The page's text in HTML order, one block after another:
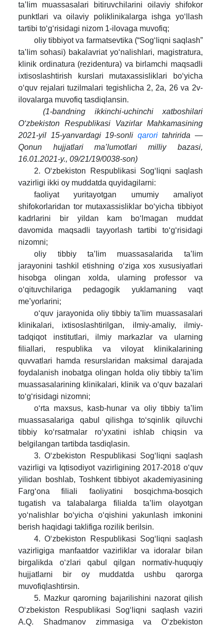
ta’lim muassasalari bitiruvchilarini oilaviy shifokor
punktlari va oilaviy poliklinikalarga ishga yo‘llash
tartibi to‘g‘risidagi nizom 1-ilovaga muvofiq;
oliy tibbiyot va farmatsevtika (“Sog‘liqni saqlash”
ta’lim sohasi) bakalavriat yo‘nalishlari, magistratura,
klinik ordinatura (rezidentura) va birlamchi maqsadli
ixtisoslashtirish kurslari mutaxassisliklari bo‘yicha
o‘quv rejalari tuzilmalari tegishlicha 2, 2a, 26 va 2v-
ilovalarga muvofiq tasdiqlansin.
(1-bandning ikkinchi-uchinchi xatboshilari
O‘zbekiston Respublikasi Vazirlar Mahkamasining
2021-yil 15-yanvardagi 19-sonli qaroritahririda —
Qonun hujjatlari ma’lumotlari milliy bazasi,
16.01.2021-y., 09/21/19/0038-son)
2. O‘zbekiston Respublikasi Sog‘liqni saqlash
vazirligi ikki oy muddatda quyidagilarni:
faoliyat yuritayotgan umumiy amaliyot
shifokorlaridan tor mutaxassisliklar bo‘yicha tibbiyot
kadrlarini bir yildan kam bo‘lmagan muddat
davomida maqsadli tayyorlash tartibi to‘g‘risidagi
nizomni;
oliy tibbiy ta’lim muassasalarida ta’lim
jarayonini tashkil etishning o‘ziga xos xususiyatlari
hisobga olingan xolda, ularning professor va
o‘qituvchilariga pedagogik yuklamaning vaqt
me’yorlarini;
o‘quv jarayonida oliy tibbiy ta’lim muassasalari
klinikalari, ixtisoslashtirilgan, ilmiy-amaliy, ilmiy-
tadqiqot institutlari, ilmiy markazlar va ularning
filiallari, respublika va viloyat klinikalarining
quvvatlari hamda resurslaridan maksimal darajada
foydalanish inobatga olingan holda oliy tibbiy ta’lim
muassasalarining klinikalari, klinik va o‘quv bazalari
to‘g‘risidagi nizomni;
o‘rta maxsus, kasb-hunar va oliy tibbiy ta’lim
muassasalariga qabul qilishga to‘sqinlik qiluvchi
tibbiy ko‘rsatmalar ro‘yxatini ishlab chiqsin va
belgilangan tartibda tasdiqlasin.
3. O‘zbekiston Respublikasi Sog‘liqni saqlash
vazirligi va Iqtisodiyot vazirligining 2017-2018 o‘quv
yilidan boshlab, Toshkent tibbiyot akademiyasining
Farg‘ona filiali faoliyatini bosqichma-bosqich
tugatish va talabalarga filialda ta’lim olayotgan
yo‘nalishlar bo‘yicha o‘qishini yakunlash imkonini
berish haqidagi taklifiga rozilik berilsin.
4. O‘zbekiston Respublikasi Sog‘liqni saqlash
vazirligiga manfaatdor vazirliklar va idoralar bilan
birgalikda o‘zlari qabul qilgan normativ-huquqiy
hujjatlarni bir oy muddatda ushbu qarorga
muvofiqlashtirsin.
5. Mazkur qarorning bajarilishini nazorat qilish
O‘zbekiston Respublikasi Sog‘liqni saqlash vaziri
A.Q. Shadmanov zimmasiga va O‘zbekiston